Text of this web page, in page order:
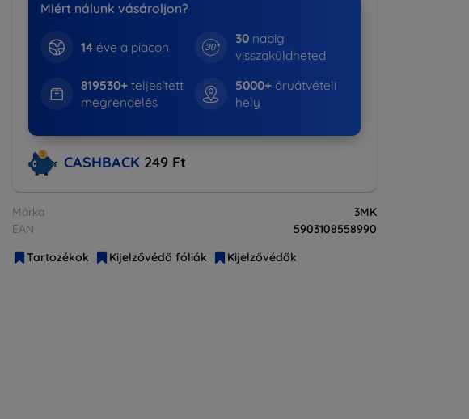
Miért nálunk vásároljon?
14éve a piacon
30napig
visszaküldheted
819530+teljesített
megrendelés
5000+áruátvételi
hely
CASHBACK 249 Ft
Márka
3MK
EAN
5903108558990
Tartozékok
Kijelzővédő fóliák Kijelzővédők